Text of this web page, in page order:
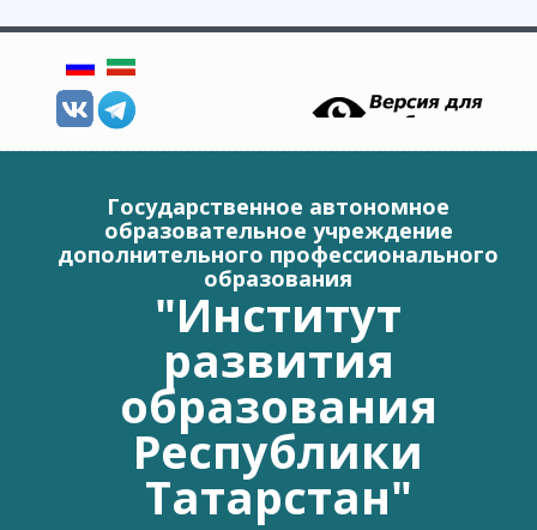
Государственное автономное
образовательное учреждение
дополнительного профессионального
образования
"Институт
развития
образования
Республики
Татарстан"